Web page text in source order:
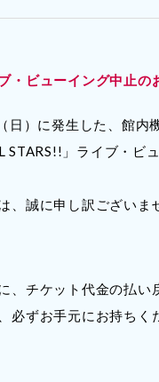
・ビューイング中止の
）に発生した、館内
」ライブ・ビ
、誠に申し訳ございま
チケット代金の払い
ずお手元にお持ちく